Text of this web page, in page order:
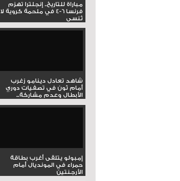
مباراة للتاريخ.. إنجلترا تهزم
فرنسا 6-4 في ملحمة كروية لا
تُنسى
شاهد تعادل دينامو زغرب
أمام ثون في تصفيات دوري
الأبطال وعدم مشاركة...
إمبولو يتلقى أغرب بطاقة
حمراء في المونديال أمام
الأرجنتين